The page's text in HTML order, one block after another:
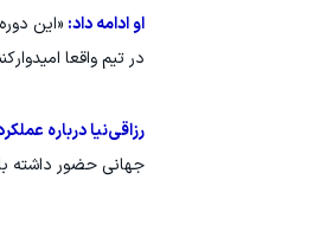
او ادامه داد: «این
در تیم واقعا
رزاقی‌نیا درباره
جهانی حضور داشته